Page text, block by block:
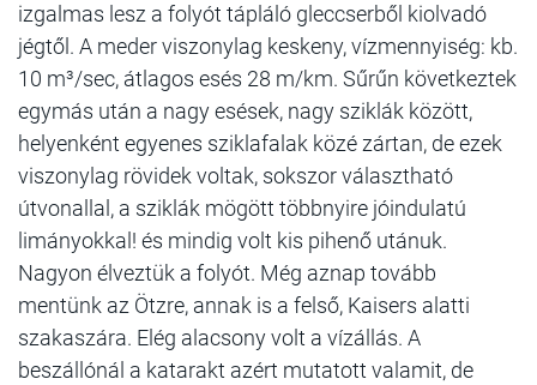
izgalmas lesz a folyót tápláló gleccserből kiolvadó
jégtől. A meder viszonylag keskeny, vízmennyiség: kb.
10 m³/sec, átlagos esés 28 m/km. Sűrűn következtek
egymás után a nagy esések, nagy sziklák között,
helyenként egyenes sziklafalak közé zártan, de ezek
viszonylag rövidek voltak, sokszor választható
útvonallal, a sziklák mögött többnyire jóindulatú
limányokkal! és mindig volt kis pihenő utánuk.
Nagyon élveztük a folyót. Még aznap tovább
mentünk az Ötzre, annak is a felső, Kaisers alatti
szakaszára. Elég alacsony volt a vízállás. A
beszállónál a katarakt azért mutatott valamit, de